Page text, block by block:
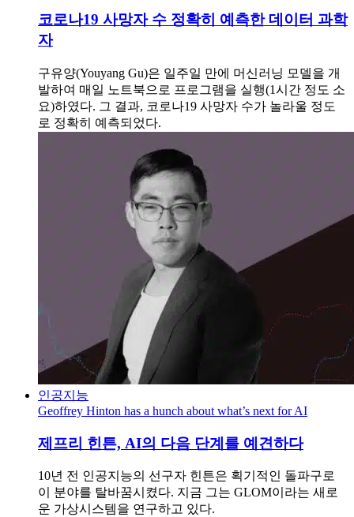
코로나19 사망자 수 정확히 예측한 데이터 과학
자
구유양(Youyang Gu)은 일주일 만에 머신러닝 모델을 개
발하여 매일 노트북으로 프로그램을 실행(1시간 정도 소
요)하였다. 그 결과, 코로나19 사망자 수가 놀라울 정도
로 정확히 예측되었다.
인공지능
Geoffrey Hinton has a hunch about what’s next for AI
제프리 힌튼, AI의 다음 단계를 예견하다
10년 전 인공지능의 선구자 힌튼은 획기적인 돌파구로
이 분야를 탈바꿈시켰다. 지금 그는 GLOM이라는 새로
운 가상시스템을 연구하고 있다.